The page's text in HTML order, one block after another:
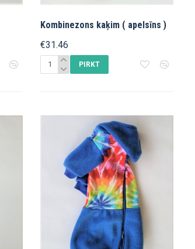
Kombinezons kaķim ( apelsīns )
€31.46
PIRKT